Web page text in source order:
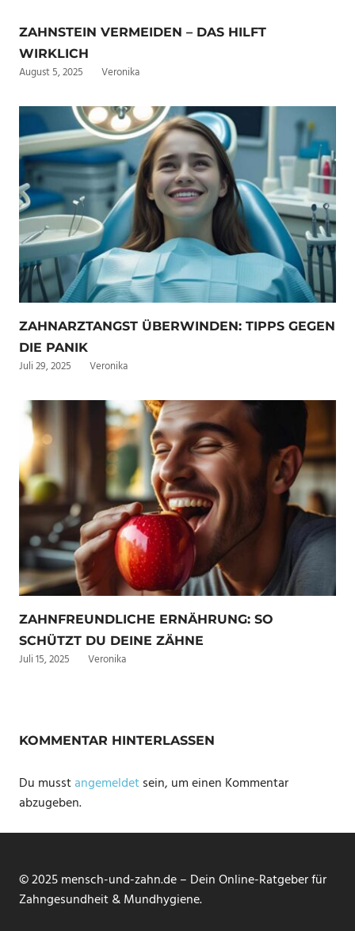
ZAHNSTEIN VERMEIDEN – DAS HILFT
WIRKLICH
August 5, 2025 Veronika
ZAHNARZTANGST ÜBERWINDEN: TIPPS GEGEN
DIE PANIK
Juli 29, 2025 Veronika
ZAHNFREUNDLICHE ERNÄHRUNG: SO
SCHÜTZT DU DEINE ZÄHNE
Juli 15, 2025 Veronika
KOMMENTAR HINTERLASSEN
Du musstangemeldetsein, um einen Kommentar
abzugeben.
© 2025 mensch-und-zahn.de – Dein Online-Ratgeber für
Zahngesundheit & Mundhygiene.